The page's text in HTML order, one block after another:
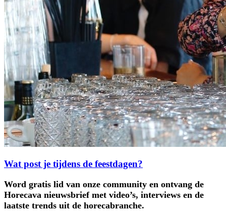
Wat post je tijdens de feestdagen?
Word gratis lid van onze community en ontvang de
Horecava nieuwsbrief met video’s, interviews en de
laatste trends uit de horecabranche.